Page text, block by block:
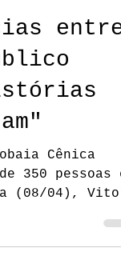
de leitura
entre